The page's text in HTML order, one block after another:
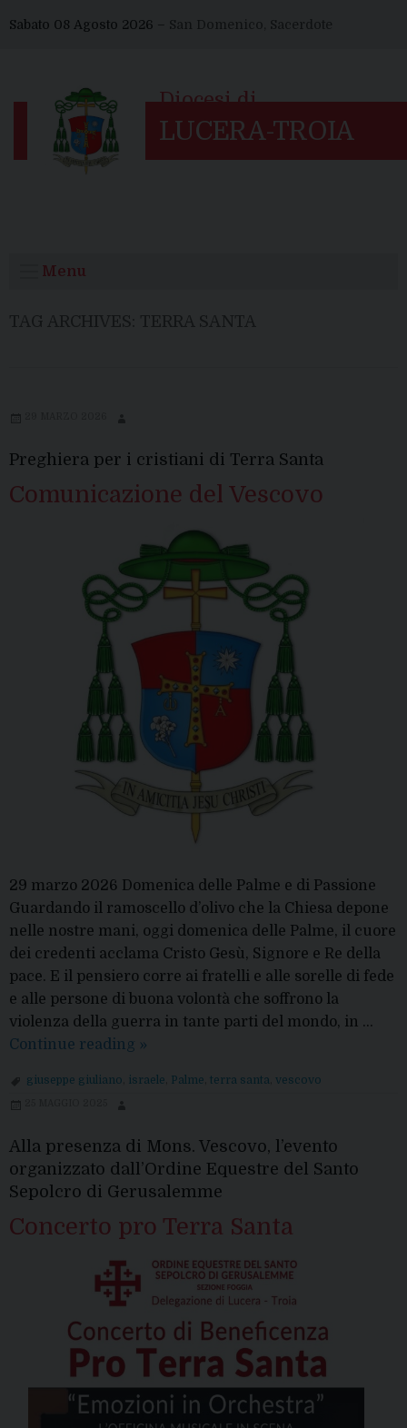
toSabato 08 Agosto 2026 – San Domenico, Sacerdote
Menu
Preghiera per i cristiani di Terra Santa
Comunicazione del Vescovo
29 marzo 2026 Domenica delle Palme e di Passione
Guardando il ramoscello d’olivo che la Chiesa depone
nelle nostre mani, oggi domenica delle Palme, il cuore
dei credenti acclama Cristo Gesù, Signore e Re della
pace. E il pensiero corre ai fratelli e alle sorelle di fede
e alle persone di buona volontà che soffrono la
violenza della guerra in tante parti del mondo, in …
Continue reading Comunicazione
Vescovo
»
giuseppe giuliano israele Palme terra santa vescovo
Alla presenza di Mons. Vescovo, l’evento
organizzato dall’Ordine Equestre del Santo
Sepolcro di Gerusalemme
Concerto pro Terra Santa